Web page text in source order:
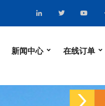
新闻中心 在线订单